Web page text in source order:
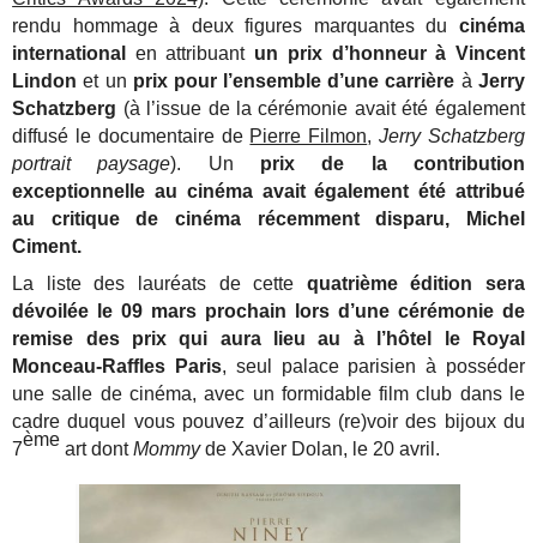
rendu hommage à deux figures marquantes du cinéma
international en attribuant un prix d’honneur à Vincent
Lindon et un prix pour l’ensemble d’une carrière à Jerry
Schatzberg (à l’issue de la cérémonie avait été également
diffusé le documentaire de Pierre Filmon,Jerry Schatzberg
portrait paysage). Un prix de la contribution
exceptionnelle au cinéma avait également été attribué
au critique de cinéma récemment disparu, Michel
Ciment.
La liste des lauréats de cette quatrième édition sera
dévoilée le 09 mars prochain lors d’une cérémonie de
remise des prix qui aura lieu au à l’hôtel le Royal
Monceau-Raffles Paris, seul palace parisien à posséder
une salle de cinéma, avec un formidable film club dans le
cadre duquel vous pouvez d’ailleurs (re)voir des bijoux du
7ème art dontMommyde Xavier Dolan, le 20 avril.